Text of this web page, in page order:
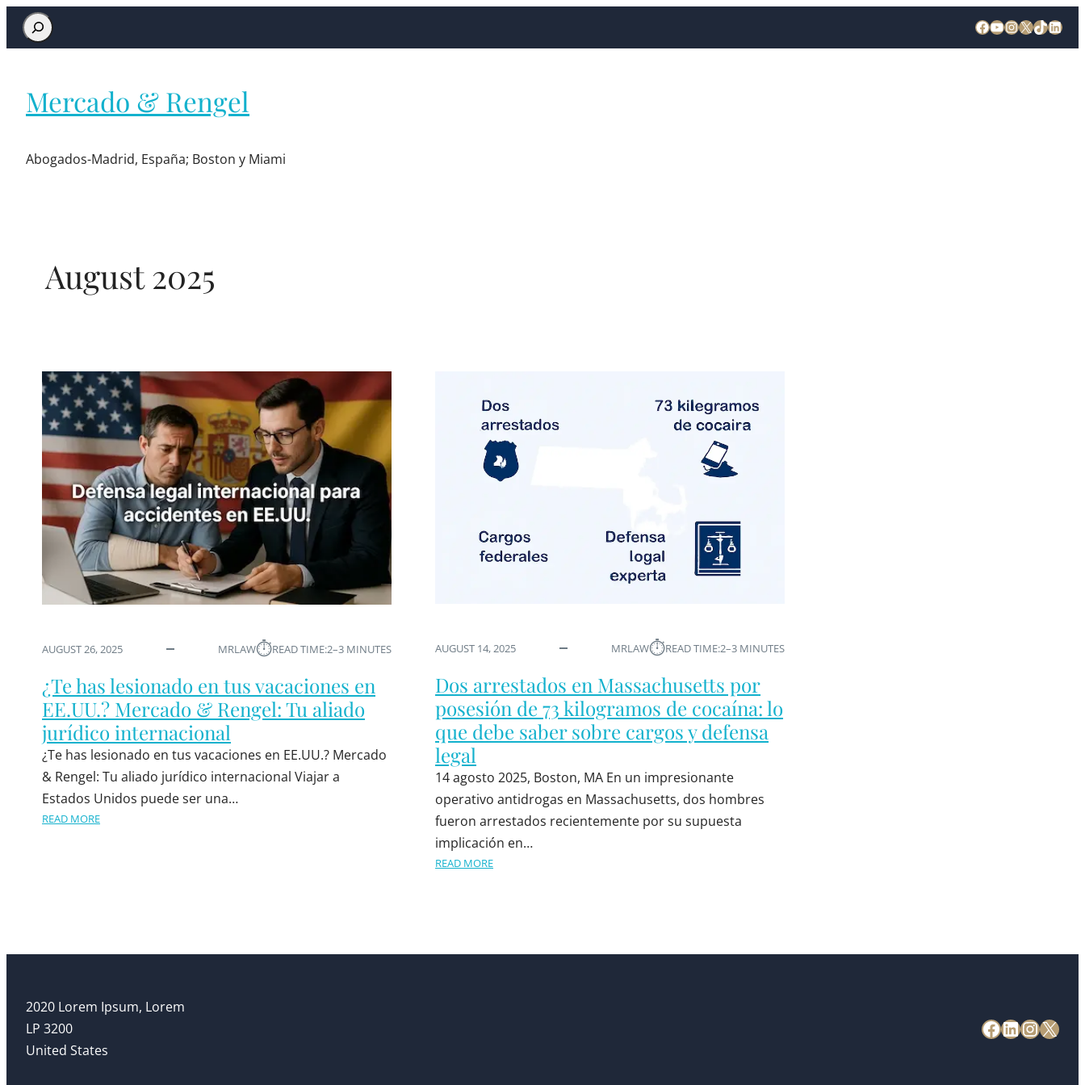
Mercado & Rengel
Abogados-Madrid, España; Boston y Miami
August 2025
AUGUST 26, 2025 MRLAW⏱︎READ TIME:2–3 MINUTES
¿Te has lesionado en tus vacaciones en
EE.UU.? Mercado & Rengel: Tu aliado
jurídico internacional
¿Te has lesionado en tus vacaciones en EE.UU.? Mercado
& Rengel: Tu aliado jurídico internacional Viajar a
Estados Unidos puede ser una…
READ MORE
AUGUST 14, 2025 MRLAW⏱︎READ TIME:2–3 MINUTES
Dos arrestados en Massachusetts por
posesión de 73 kilogramos de cocaína: lo
que debe saber sobre cargos y defensa
legal
14 agosto 2025, Boston, MA En un impresionante
operativo antidrogas en Massachusetts, dos hombres
fueron arrestados recientemente por su supuesta
implicación en…
READ MORE
2020 Lorem Ipsum, Lorem
LP 3200
United States